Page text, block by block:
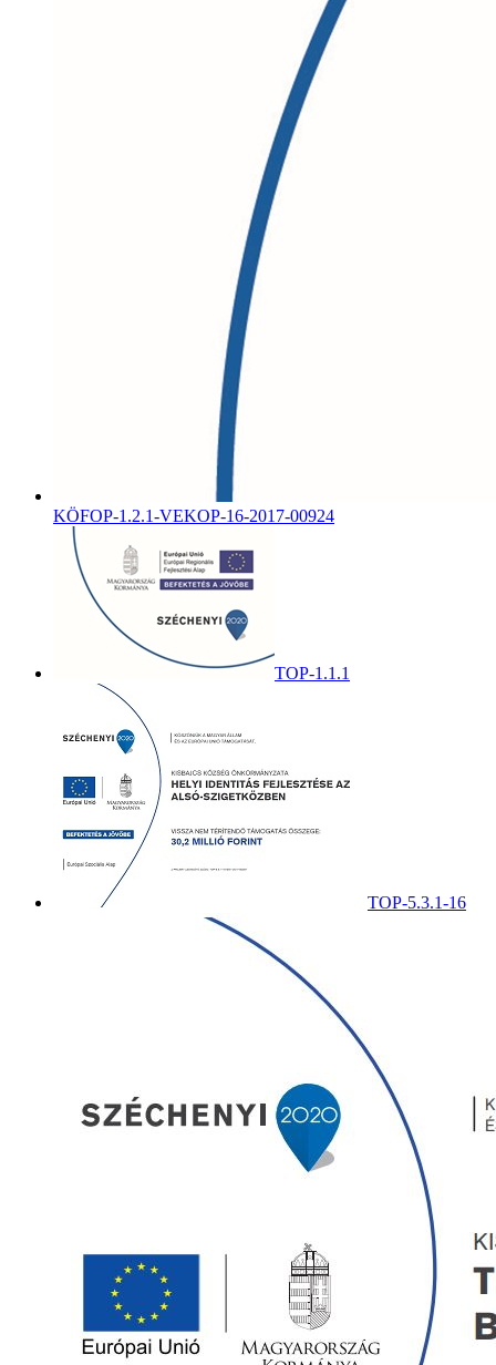
KÖFOP-1.2.1-VEKOP-16-2017-00924
TOP-1.1.1
TOP-5.3.1-16